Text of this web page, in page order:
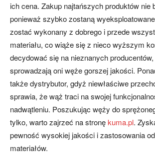
ich cena. Zakup najtańszych produktów nie
ponieważ szybko zostaną
zostać wykonany z dobrego i przede
materiału, co wiąże się z nieco wyższym
decydować się na nieznanych
sprowadzają oni węże gorszej jakości.
także dystrybutor, gdyż niewłaściwe
sprawia, że wąż traci na swojej
nadwątleniu. Poszukując węży do
tylko, warto zajrzeć na stronękuma.pl.
pewność wysokiej jakości i zastosowania
materiałów.